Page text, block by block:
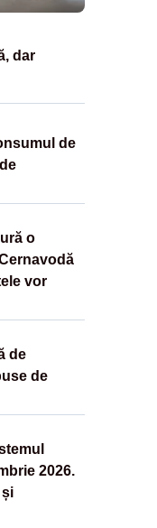
dar
de
o
vor
de
de
2026.